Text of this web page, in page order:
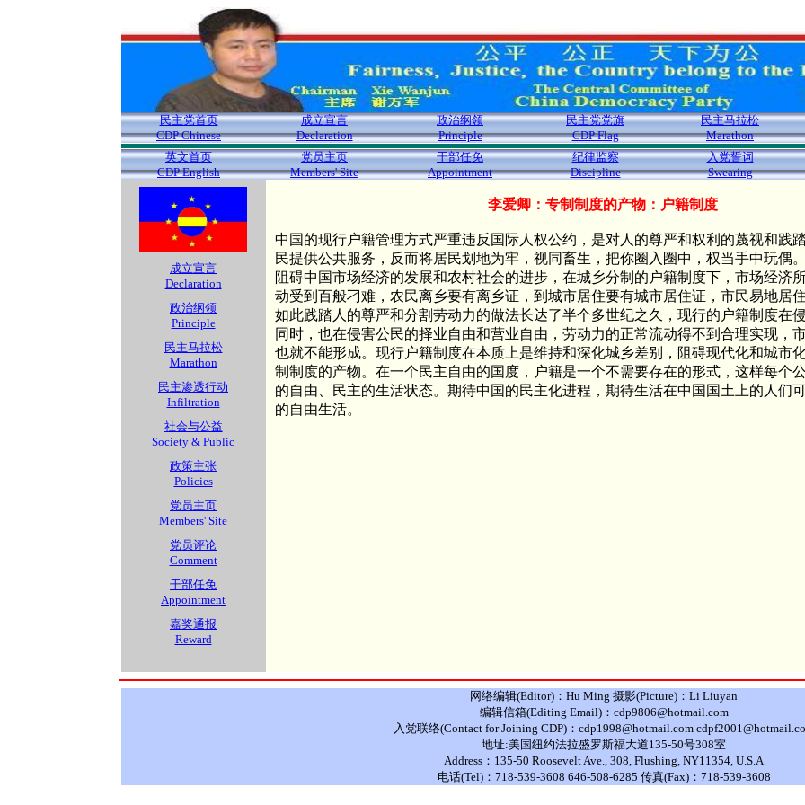
民主党首页
CDP Chinese
成立宣言
Declaration
政治纲领
Principle
民主党党旗
CDP Flag
民主马拉松
Marathon
英文首页
CDP English
党员主页
Members' Site
干部任免
Appointment
纪律监察
Discipline
入党誓词
Swearing
成立宣言
Declaration
政治纲领
Principle
民主马拉松
Marathon
民主渗透行动
Infiltration
社会与公益
Society & Public
政策主张
Policies
党员主页
Members' Site
党员评论
Comment
干部任免
Appointment
嘉奖通报
Reward
李爱卿：专制制度的产物：户籍制度
中国的现行户籍管理方式严重违反国际人权公约，是对人的尊严和权利的蔑视和践
民提供公共服务，反而将居民划地为牢，视同畜生，把你圈入圈中，权当手中玩偶
阻碍中国市场经济的发展和农村社会的进步，在城乡分制的户籍制度下，市场经济
动受到百般刁难，农民离乡要有离乡证，到城市居住要有城市居住证，市民易地居
如此践踏人的尊严和分割劳动力的做法长达了半个多世纪之久，现行的户籍制度在
同时，也在侵害公民的择业自由和营业自由，劳动力的正常流动得不到合理实现，
也就不能形成。现行户籍制度在本质上是维持和深化城乡差别，阻碍现代化和城市
制制度的产物。在一个民主自由的国度，户籍是一个不需要存在的形式，这样每个
的自由、民主的生活状态。期待中国的民主化进程，期待生活在中国国土上的人们
的自由生活。
网络编辑(Editor)：Hu Ming 摄影(Picture)：Li Liuyan
编辑信箱(Editing Email)：cdp9806@hotmail.com
入党联络(Contact for Joining CDP)：cdp1998@hotmail.com
地址:美国纽约法拉盛罗斯福大道135-50号308室
Address：135-50 Roosevelt Ave., 308, Flushing, NY11354, U.S.A
电话(Tel)：718-539-3608 646-508-6285 传真(Fax)：718-539-3608